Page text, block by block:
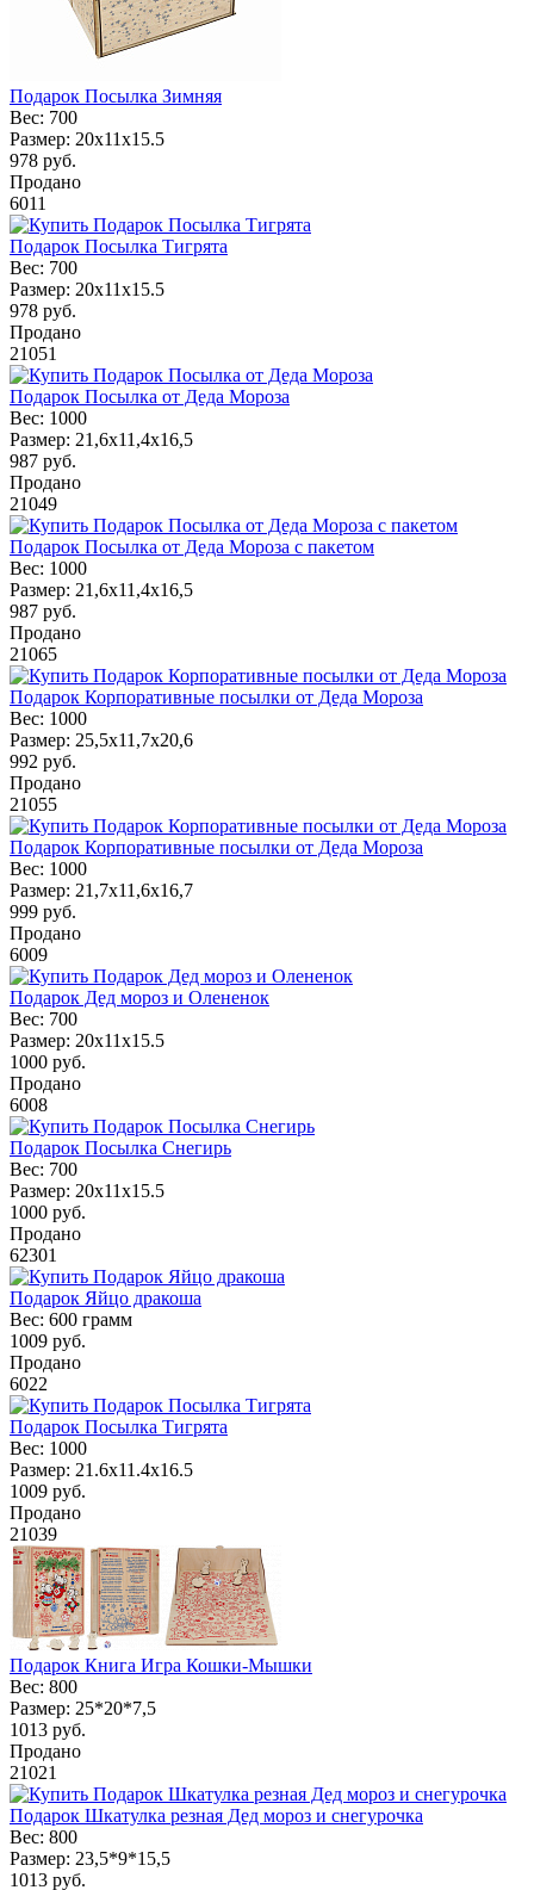
Подарок Посылка Зимняя
Вес: 700
Размер: 20х11х15.5
978 руб.
Продано
6011
Подарок Посылка Тигрята
Вес: 700
Размер: 20х11х15.5
978 руб.
Продано
21051
Подарок Посылка от Деда Мороза
Вес: 1000
Размер: 21,6х11,4х16,5
987 руб.
Продано
21049
Подарок Посылка от Деда Мороза с пакетом
Вес: 1000
Размер: 21,6х11,4х16,5
987 руб.
Продано
21065
Подарок Корпоративные посылки от Деда Мороза
Вес: 1000
Размер: 25,5х11,7х20,6
992 руб.
Продано
21055
Подарок Корпоративные посылки от Деда Мороза
Вес: 1000
Размер: 21,7х11,6х16,7
999 руб.
Продано
6009
Подарок Дед мороз и Олененок
Вес: 700
Размер: 20х11х15.5
1000 руб.
Продано
6008
Подарок Посылка Снегирь
Вес: 700
Размер: 20х11х15.5
1000 руб.
Продано
62301
Подарок Яйцо дракоша
Вес: 600 грамм
1009 руб.
Продано
6022
Подарок Посылка Тигрята
Вес: 1000
Размер: 21.6x11.4x16.5
1009 руб.
Продано
21039
Подарок Книга Игра Кошки-Мышки
Вес: 800
Размер: 25*20*7,5
1013 руб.
Продано
21021
Подарок Шкатулка резная Дед мороз и снегурочка
Вес: 800
Размер: 23,5*9*15,5
1013 руб.